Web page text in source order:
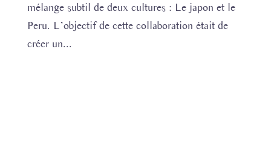
mélange subtil de deux cultures : Le japon et le
Peru. L’objectif de cette collaboration était de
créer un...